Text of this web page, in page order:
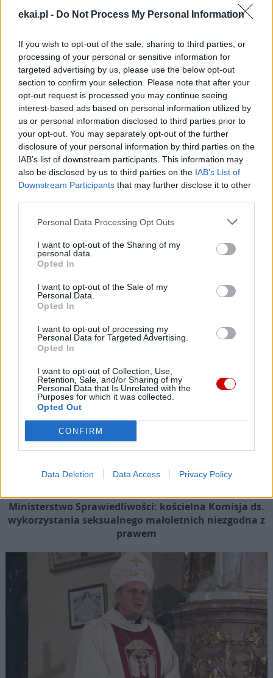
ekai.pl - Do Not Process My Personal Information
If you wish to opt-out of the sale, sharing to third parties, or
processing of your personal or sensitive information for
targeted advertising by us, please use the below opt-out
section to confirm your selection. Please note that after your
opt-out request is processed you may continue seeing
interest-based ads based on personal information utilized by
us or personal information disclosed to third parties prior to
your opt-out. You may separately opt-out of the further
disclosure of your personal information by third parties on the
IAB’s list of downstream participants. This information may
also be disclosed by us to third parties on the IAB’s List of
Downstream Participants that may further disclose it to other
Personal Data Processing Opt Outs
I want to opt-out of the Sharing of my
personal data.
Opted In
I want to opt-out of the Sale of my
Personal Data.
Opted In
I want to opt-out of processing my
Personal Data for Targeted Advertising.
Opted In
I want to opt-out of Collection, Use,
Retention, Sale, and/or Sharing of my
Personal Data that Is Unrelated with the
Purposes for which it was collected.
Opted Out
CONFIRM
Data Deletion Data Access Privacy Policy
Najnowsze
06 sierpnia 2026 | 20:44
Medziugorie: zakończył się 37. Mladifest
06 sierpnia 2026 | 20:19
Biskupi Meksyku: stulecie Cristiady to czas łaski
06 sierpnia 2026 | 18:32
Kard. Parolin w Meksyku: modlitwa, obecność i świadectwo
drogą do pokoju
06 sierpnia 2026 | 18:28
Fundacja Małych Stópek tworzy sieć „Szkół Pełnych Życia”
Popularne
Ministerstwo Sprawiedliwości: kościelna Komisja ds.
wykorzystania seksualnego małoletnich niezgodna z
prawem